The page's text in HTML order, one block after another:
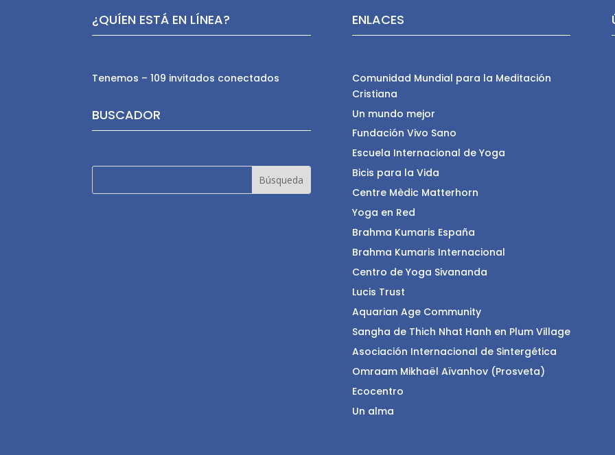
¿QUÍEN ESTÁ EN LÍNEA?
Tenemos – 109 invitados conectados
BUSCADOR
ENLACES
Comunidad Mundial para la Meditación
Cristiana
Un mundo mejor
Fundación Vivo Sano
Escuela Internacional de Yoga
Bicis para la Vida
Centre Mèdic Matterhorn
Yoga en Red
Brahma Kumaris España
Brahma Kumaris Internacional
Centro de Yoga Sivananda
Lucis Trust
Aquarian Age Community
Sangha de Thich Nhat Hanh en Plum Village
Asociación Internacional de Sintergética
Omraam Mikhaël Aïvanhov (Prosveta)
Ecocentro
Un alma